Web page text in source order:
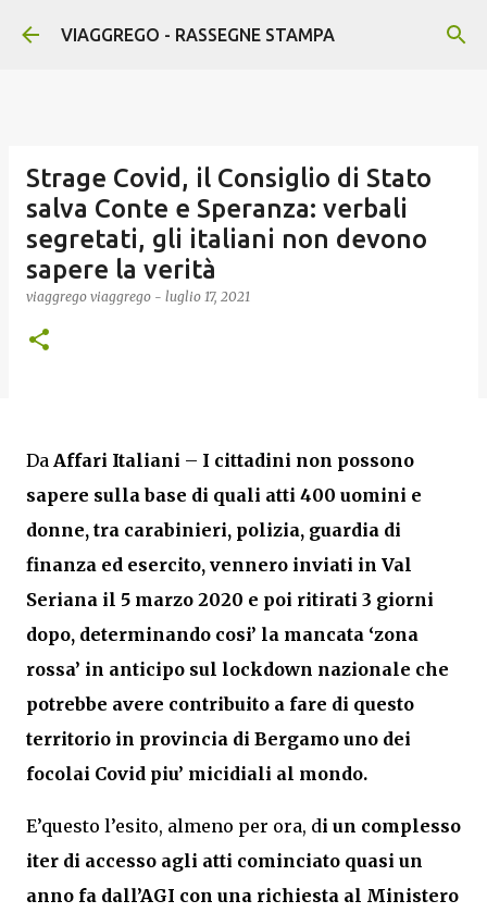
Passa ai contenuti principali
VIAGGREGO - RASSEGNE STAMPA
Strage Covid, il Consiglio di Stato
salva Conte e Speranza: verbali
segretati, gli italiani non devono
sapere la verità
viaggrego viaggrego - luglio 17, 2021
Da Affari Italiani – I cittadini non possono
sapere sulla base di quali atti 400 uomini e
donne, tra carabinieri, polizia, guardia di
finanza ed esercito, vennero inviati in Val
Seriana il 5 marzo 2020 e poi ritirati 3 giorni
dopo, determinando cosi’ la mancata ‘zona
rossa’ in anticipo sul lockdown nazionale che
potrebbe avere contribuito a fare di questo
territorio in provincia di Bergamo uno dei
focolai Covid piu’ micidiali al mondo.
E’questo l’esito, almeno per ora, di un complesso
iter di accesso agli atti cominciato quasi un
anno fa dall’AGI con una richiesta al Ministero